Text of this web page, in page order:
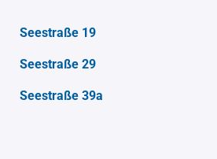
Seestraße 19
Seestraße 29
Seestraße 39a